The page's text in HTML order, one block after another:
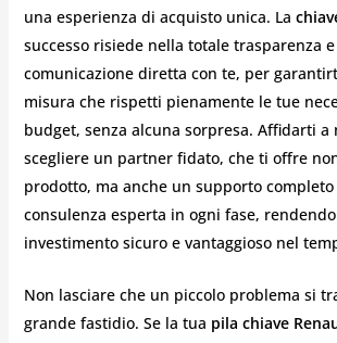
una esperienza di acquisto unica. La
successo risiede nella totale trasparenza
comunicazione diretta con te, per
misura che rispetti pienamente le tue
budget, senza alcuna sorpresa. Affidarti a
scegliere un partner fidato, che ti offre
prodotto, ma anche un supporto completo
consulenza esperta in ogni fase,
investimento sicuro e vantaggioso nel
Non lasciare che un piccolo problema si
grande fastidio. Se la tua pila chiave